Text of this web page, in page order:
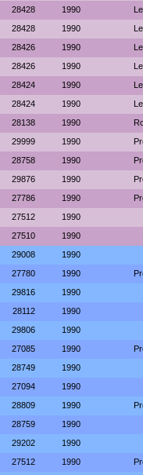
28428 1990
28428 1990
28426 1990
28426 1990
28424 1990
28424 1990
28138 1990
29999 1990
28758 1990
29876 1990
27786 1990
27512 1990
27510 1990
29008 1990
27780 1990
29816 1990
28112 1990
29806 1990
27085 1990
28749 1990
27094 1990
28809 1990
28759 1990
29202 1990
27512 1990